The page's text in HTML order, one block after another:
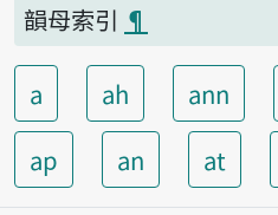
韻母索引 ¶
a ah ann
ap
an at